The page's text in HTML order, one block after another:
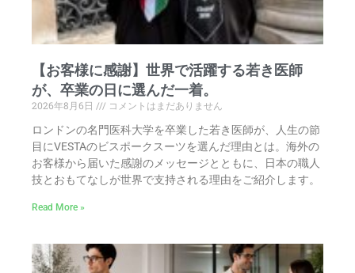
【お客様に感謝】世界で活躍する若き医師
が、卒業の日に選んだ一着。
2026年8月6日
コメントはまだありません
ロンドンの名門医科大学を卒業した若き医師が、人生の節
目にVESTAのビスポークスーツを選んだ理由とは。海外の
お客様から届いた感謝のメッセージとともに、日本の職人
技とおもてなしが世界で支持される理由をご紹介します。
Read More »